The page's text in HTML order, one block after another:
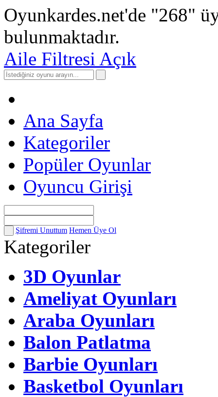
Oyunkardes.net'de "268"
bulunmaktadır.
Aile Filtresi Açık
Ana Sayfa
Kategoriler
Popüler Oyunlar
Oyuncu Girişi
Şifremi Unuttum Hemen Üye Ol
Kategoriler
3D Oyunlar
Ameliyat Oyunları
Araba Oyunları
Balon Patlatma
Barbie Oyunları
Basketbol Oyunları